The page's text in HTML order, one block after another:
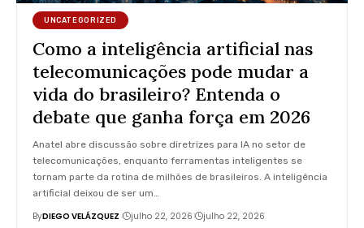
UNCATEGORIZED
Como a inteligência artificial nas
telecomunicações pode mudar a
vida do brasileiro? Entenda o
debate que ganha força em 2026
Anatel abre discussão sobre diretrizes para IA no setor de
telecomunicações, enquanto ferramentas inteligentes se
tornam parte da rotina de milhões de brasileiros. A inteligência
artificial deixou de ser um…
ByDIEGO VELÁZQUEZ julho 22, 2026 julho 22, 2026